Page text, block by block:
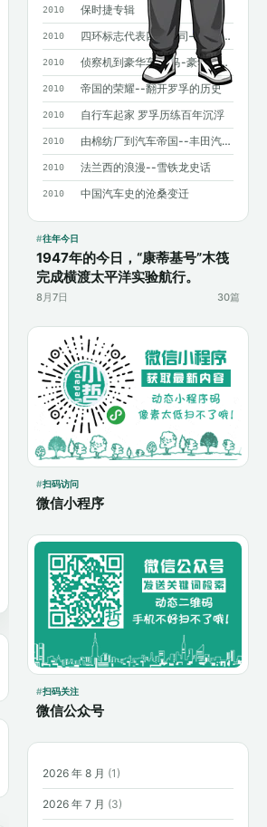
2010 保时捷专辑
2010 四环标志代表四个公司——奥迪历史概述
2010 侦察机到豪华车 宝马-豪华背后沧桑曲折
2010 帝国的荣耀--翻开罗孚的历史
2010 自行车起家 罗孚历练百年沉浮
2010 由棉纺厂到汽车帝国--丰田汽车发展史
2010 法兰西的浪漫--雪铁龙史话
2010 中国汽车史的沧桑变迁
往年今日
1947年的今日，“康蒂基号”木筏
完成横渡太平洋实验航行。
8月7日 30篇
扫码访问
微信小程序
扫码关注
微信公众号
2026 年 8 月 (1)
2026 年 7 月 (3)